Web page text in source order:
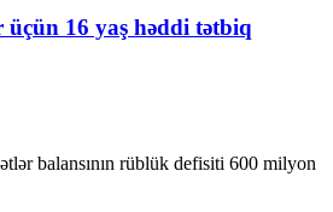
üçün 16 yaş həddi tətbiq
balansının rüblük defisiti 600 milyon